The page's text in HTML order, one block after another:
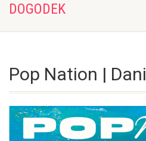
DOGODEK
Pop Nation | Dani